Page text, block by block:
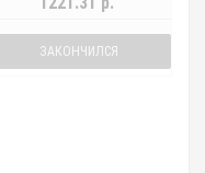
ЗАКОНЧИЛСЯ